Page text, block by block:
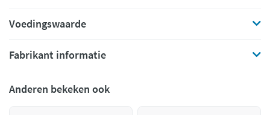
Voedingswaarde
Fabrikant informatie
Anderen bekeken ook